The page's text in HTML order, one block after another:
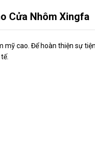
Cửa Nhôm Xingfa
cao. Để hoàn thiện sự